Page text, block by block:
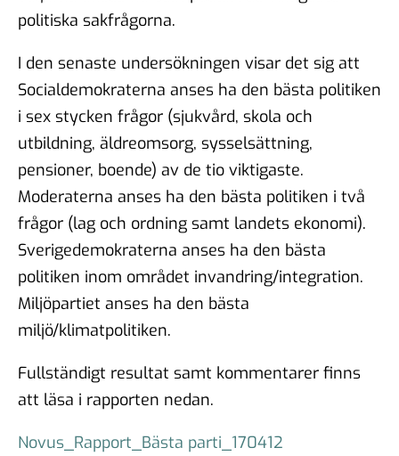
politiska sakfrågorna.
I den senaste undersökningen visar det sig att
Socialdemokraterna anses ha den bästa politiken
i sex stycken frågor (sjukvård, skola och
utbildning, äldreomsorg, sysselsättning,
pensioner, boende) av de tio viktigaste.
Moderaterna anses ha den bästa politiken i två
frågor (lag och ordning samt landets ekonomi).
Sverigedemokraterna anses ha den bästa
politiken inom området invandring/integration.
Miljöpartiet anses ha den bästa
miljö/klimatpolitiken.
Fullständigt resultat samt kommentarer finns
att läsa i rapporten nedan.
Novus_Rapport_Bästa parti_170412